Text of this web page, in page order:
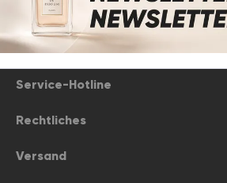
Service-Hotline
Rechtliches
Versand